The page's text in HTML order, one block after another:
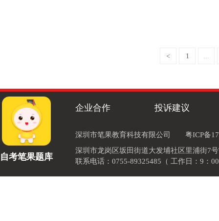
< 1 ...
自考笔果题库
企业合作 投诉建议
深圳市笔果教育科技有限公司
粤ICP备
深圳市龙岗区坂田街道大发埔社区里浦街7
联系电话：0755-89325485（ 工作日：9：